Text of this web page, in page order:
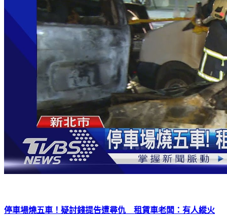
停車場燒五車！疑討錢提告遭尋仇 租賃車老闆：有人縱火